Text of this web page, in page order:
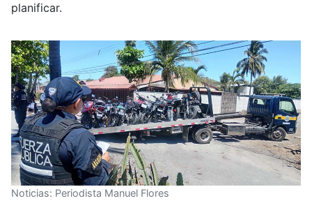
planificar.
Noticias: Periodista Manuel Flores